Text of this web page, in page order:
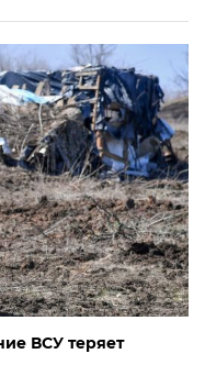
ВСУ теряет